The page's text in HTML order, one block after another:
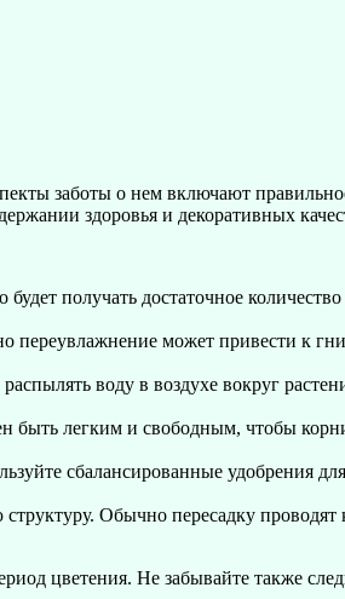
заботы о нем включают
здоровья и декоративных
получать достаточное
переувлажнение может привести к
воду в воздухе вокруг
быть легким и свободным, чтобы
сбалансированные удобрения
Обычно пересадку
цветения. Не забывайте также